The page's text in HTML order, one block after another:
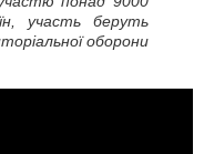
участь беруть
оборони